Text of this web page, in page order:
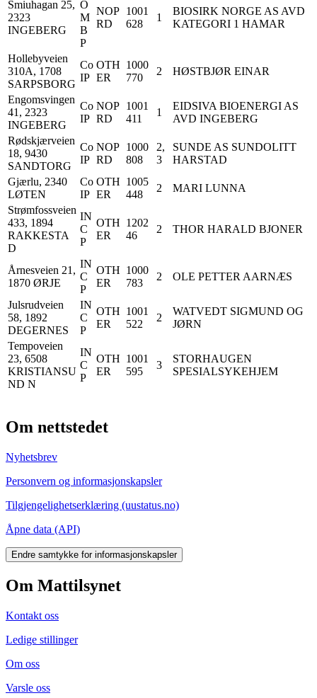
Smiuhagan 25,
2323
INGEBERG
O
M
B
P
NOP
RD
1001
628
1
BIOSIRK NORGE AS AVD
KATEGORI 1 HAMAR
Hollebyveien
310A, 1708
SARPSBORG
Co
IP
OTH
ER
1000
770
2 HØSTBJØR EINAR
Engomsvingen
41, 2323
INGEBERG
Co
IP
NOP
RD
1001
411
1
EIDSIVA BIOENERGI AS
AVD INGEBERG
Rødskjærveien
18, 9430
SANDTORG
Co
IP
NOP
RD
1000
808
2,
3
SUNDE AS SUNDOLITT
HARSTAD
Gjærlu, 2340
LØTEN
Co
IP
OTH
ER
1005
448
2
MARI LUNNA
Strømfossveien
433, 1894
RAKKESTA
D
IN
C
P
OTH
ER
1202
46
2 THOR HARALD BJONER
Årnesveien 21,
1870 ØRJE
IN
C
P
OTH
ER
1000
783
2 OLE PETTER AARNÆS
Julsrudveien
58, 1892
DEGERNES
IN
C
P
OTH
ER
1001
522
2
WATVEDT SIGMUND OG
JØRN
Tempoveien
23, 6508
KRISTIANSU
ND N
IN
C
P
OTH
ER
1001
595
3
STORHAUGEN
SPESIALSYKEHJEM
Om nettstedet
Nyhetsbrev
Personvern og informasjonskapsler
Tilgjengelighetserklæring (uustatus.no)
Åpne data (API)
Endre samtykke for informasjonskapsler
Om Mattilsynet
Kontakt oss
Ledige stillinger
Om oss
Varsle oss